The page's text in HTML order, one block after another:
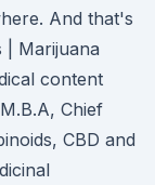
And that's
| Marijuana
content
Chief
CBD and